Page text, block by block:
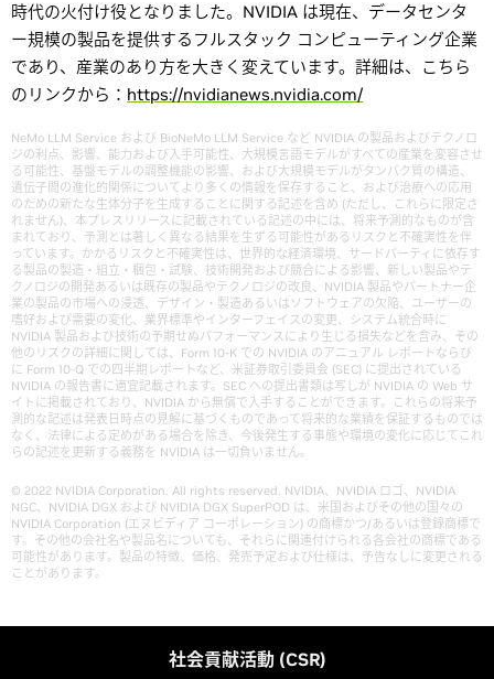
時代の火付け役となりました。NVIDIA は現在、データセンタ
ー規模の製品を提供するフルスタック コンピューティング企業
であり、産業のあり方を大きく変えています。詳細は、こちら
のリンクから： https://nvidianews.nvidia.com/
NeMo LLM Service および BioNeMo LLM Service など NVIDIA の製品およびテクノロ
ジの利点、影響、能力および入手可能性、大規模言語モデルがすべての産業を変容させ
る可能性、基盤モデルの調整機能の影響、および大規模モデルがタンパク質の構造、
遺伝子間の進化的関係についてより多くの情報を保存すること、および治療への応用
のための新たな生体分子を生成することに関する記述を含め (ただし、これらに限定さ
れません)、本プレスリリースに記載されている記述の中には、将来予測的なものが含
まれており、予測とは著しく異なる結果を生ずる可能性があるリスクと不確実性を伴
っています。かかるリスクと不確実性は、世界的な経済環境、サードパーティに依存す
る製品の製造・組立・梱包・試験、技術開発および競合による影響、新しい製品やテ
クノロジの開発あるいは既存の製品やテクノロジの改良、NVIDIA 製品やパートナー企
業の製品の市場への浸透、デザイン・製造あるいはソフトウェアの欠陥、ユーザーの
嗜好および需要の変化、業界標準やインターフェイスの変更、システム統合時に
NVIDIA 製品および技術の予期せぬパフォーマンスにより生じる損失などを含み、その
他のリスクの詳細に関しては、Form 10-K での NVIDIA のアニュアル レポートならび
に Form 10-Q での四半期レポートなど、米証券取引委員会 (SEC) に提出されている
NVIDIA の報告書に適宜記載されます。SEC への提出書類は写しが NVIDIA の Web サ
イトに掲載されており、NVIDIA から無償で入手することができます。これらの将来予
測的な記述は発表日時点の見解に基づくものであって将来的な業績を保証するものでは
なく、法律による定めがある場合を除き、今後発生する事態や環境の変化に応じてこれ
らの記述を更新する義務を NVIDIA は一切負いません。
© 2022 NVIDIA Corporation. All rights reserved. NVIDIA、NVIDIA ロゴ、NVIDIA
NGC、NVIDIA DGX および NVIDIA DGX SuperPOD は、米国およびその他の国々の
NVIDIA Corporation (エヌビディア コーポレーション) の商標かつ/あるいは登録商標で
す。その他の会社名や製品名についても、それらに関連付けられる各会社の商標である
可能性があります。製品の特徴、価格、発売予定および仕様は、予告なしに変更される
ことがあります。
社会貢献活動 (CSR)